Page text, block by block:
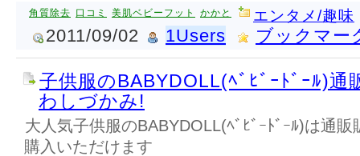
角質除去 口コミ 美肌ベビーフット かかと エンタメ/趣味
2011/09/02 1Users ブックマー
子供服のBABYDOLL(ﾍﾞﾋﾞｰﾄﾞｰﾙ)通
わしづかみ!
大人気子供服のBABYDOLL(ﾍﾞﾋﾞｰﾄﾞｰﾙ)は通
購入いただけます